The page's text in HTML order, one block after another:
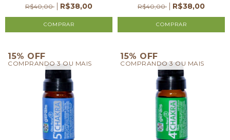
R$40,00 R$38,00 R$40,00 R$38,00
15% OFF
COMPRANDO 3 OU MAIS
15% OFF
COMPRANDO 3 OU MAIS